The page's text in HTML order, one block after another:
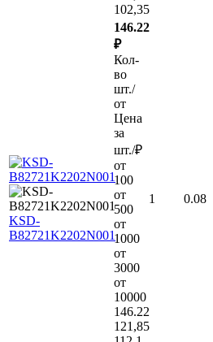
102,35
KSD-
B82721K2202N001
146.22
₽
Кол-
во
шт./
от
Цена
за
шт./₽
от
100
от
500
от
1000
от
3000
от
10000
146.22
121,85
1 0.08